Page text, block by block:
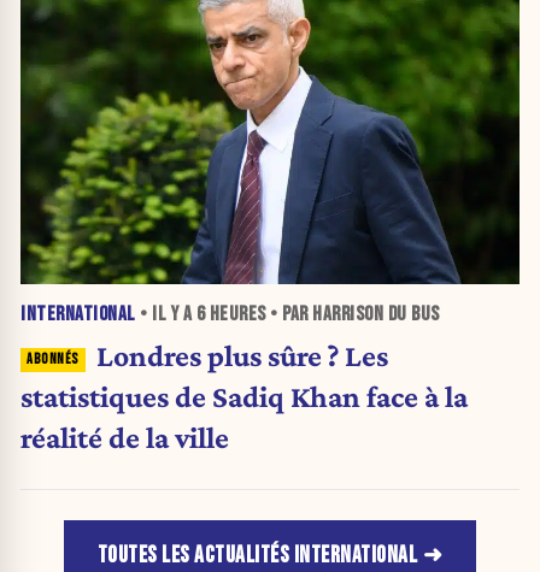
INTERNATIONAL • IL Y A 6 HEURES• PAR HARRISON DU BUS
Londres plus sûre ? Les
statistiques de Sadiq Khan face à la
réalité de la ville
TOUTES LES ACTUALITÉS INTERNATIONAL